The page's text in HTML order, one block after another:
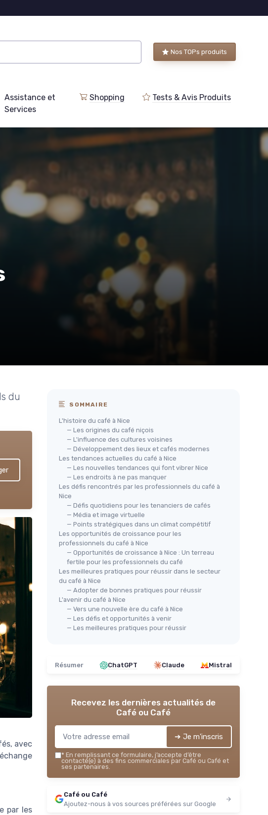
Nos TOPs produits
Assistance et
Services
Shopping Tests & Avis Produits
du
avec
par les
SOMMAIRE
L'histoire du café à Nice
— Les origines du café niçois
— L'influence des cultures voisines
— Développement des lieux et cafés modernes
Les tendances actuelles du café à Nice
— Les nouvelles tendances qui font vibrer Nice
— Les endroits à ne pas manquer
Les défis rencontrés par les professionnels du café à
Nice
— Défis quotidiens pour les tenanciers de cafés
— Média et image virtuelle
— Points stratégiques dans un climat compétitif
Les opportunités de croissance pour les
professionnels du café à Nice
— Opportunités de croissance à Nice : Un terreau
fertile pour les professionnels du café
Les meilleures pratiques pour réussir dans le secteur
du café à Nice
— Adopter de bonnes pratiques pour réussir
L'avenir du café à Nice
— Vers une nouvelle ère du café à Nice
— Les défis et opportunités à venir
— Les meilleures pratiques pour réussir
Résumer ChatGPT Claude Mistral
Recevez les dernières actualités de
Café ou Café
➔ Je m'inscris
* En remplissant ce formulaire, j’accepte d’être
contacté(e) à des fins commerciales par Café ou Café et
ses partenaires.
Café ou Café
Ajoutez-nous à vos sources préférées sur Google